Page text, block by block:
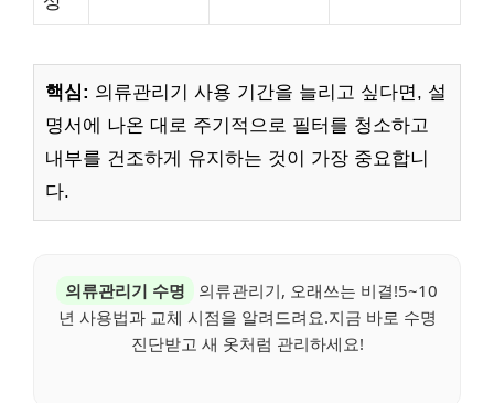
핵심: 의류관리기 사용 기간을 늘리고 싶다면, 설
명서에 나온 대로 주기적으로 필터를 청소하고
내부를 건조하게 유지하는 것이 가장 중요합니
다.
의류관리기 수명
의류관리기, 오래쓰는 비결!5~10
년 사용법과 교체 시점을 알려드려요.지금 바로 수명
진단받고 새 옷처럼 관리하세요!